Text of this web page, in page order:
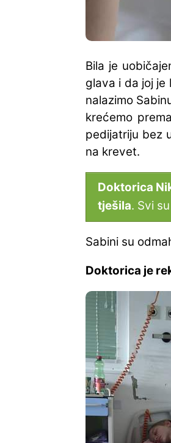
Bila je
glava i da joj je
nalazimo
krećemo
pedijatriju bez
na krevet.
Doktorica
tješila. Svi
Sabini su
Doktorica je